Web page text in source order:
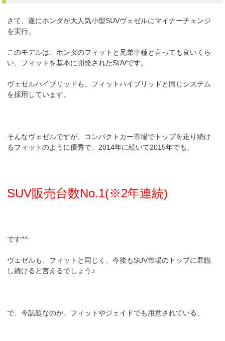
さて、遂にホンダが大人気小型SUVヴェゼルにマイナーチェンジ
を実行。
このモデルは、ホンダのフィットと兄弟車種と言っても良いくら
い、フィットを基本に開発されたSUVです。
ヴェゼルハイブリッドも、フィットハイブリッドと同じシステム
を採用しています。
そんなヴェゼルですが、コンパクトカー市場でトップを走り続け
るフィットのように優秀で、2014年に続いて2015年でも、
SUV販売台数No.1(※2年連続)
です^^
ヴェゼルも、フィットと同じく、今後もSUV市場のトップに君臨
し続けると言えるでしょう♪
で、今話題なのが、フィットやジェイドでも用意されている、